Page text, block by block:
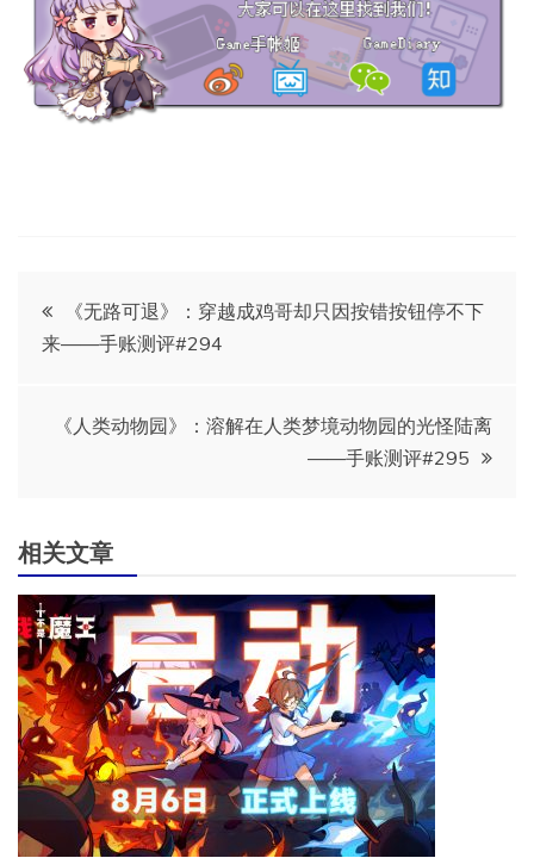
文
章
《无路可退》：穿越成鸡哥却只因按错按钮停不下
来——手账测评#294
《人类动物园》：溶解在人类梦境动物园的光怪陆离
——手账测评#295
相关文章